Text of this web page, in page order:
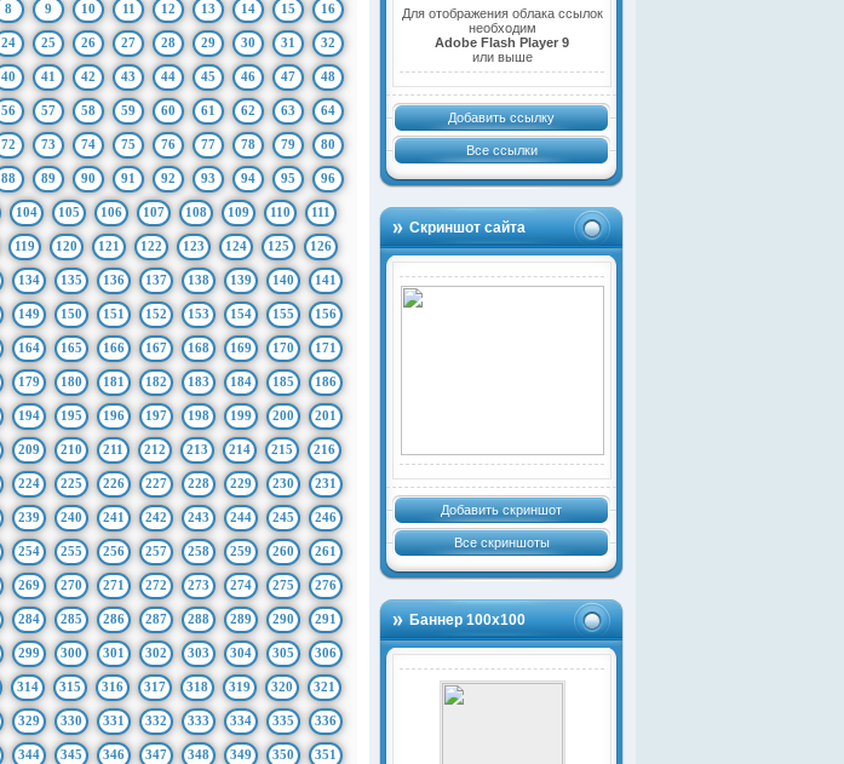
Для отображения облака ссылок
необходим
Adobe Flash Player 9
или выше
Добавить ссылку
Все ссылки
Скриншот сайта
Добавить скриншот
Все скриншоты
Баннер 100х100
8 9 10 11 12 13 14 15 16
24 25 26 27 28 29 30 31 32
40 41 42 43 44 45 46 47 48
56 57 58 59 60 61 62 63 64
72 73 74 75 76 77 78 79 80
88 89 90 91 92 93 94 95 96
104 105 106 107 108 109 110 111
119 120 121 122 123 124 125 126
134 135 136 137 138 139 140 141
149 150 151 152 153 154 155 156
164 165 166 167 168 169 170 171
179 180 181 182 183 184 185 186
194 195 196 197 198 199 200 201
209 210 211 212 213 214 215 216
224 225 226 227 228 229 230 231
239 240 241 242 243 244 245 246
254 255 256 257 258 259 260 261
269 270 271 272 273 274 275 276
284 285 286 287 288 289 290 291
299 300 301 302 303 304 305 306
314 315 316 317 318 319 320 321
329 330 331 332 333 334 335 336
344 345 346 347 348 349 350 351